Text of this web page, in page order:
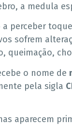
a medula
a perceber
sofrem
queimação,
o nome de
pela sigla
aparecem